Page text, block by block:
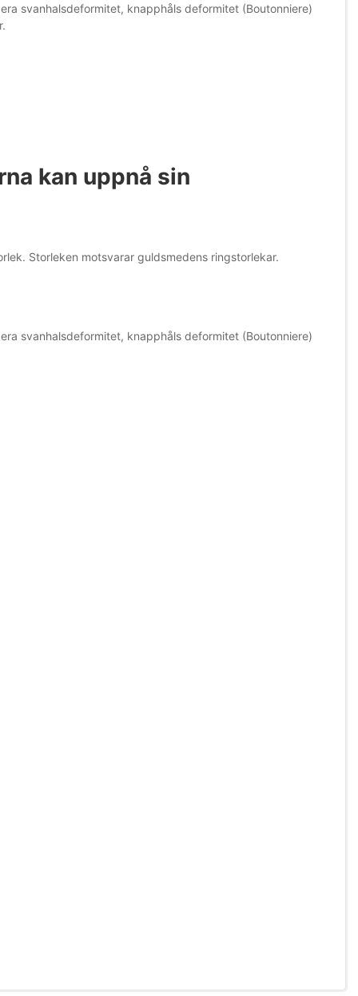
svanhalsdeformitet, knapphåls deformitet (Boutonniere)
kan uppnå sin
Storleken motsvarar guldsmedens ringstorlekar.
svanhalsdeformitet, knapphåls deformitet (Boutonniere)